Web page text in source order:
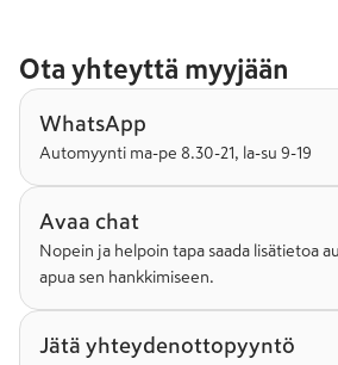
Ota yhteyttä myyjään
WhatsApp
Automyynti ma-pe 8.30-21, la-su 9-19
Avaa chat
Nopein ja helpoin tapa saada lisätietoa
apua sen hankkimiseen.
Jätä yhteydenottopyyntö